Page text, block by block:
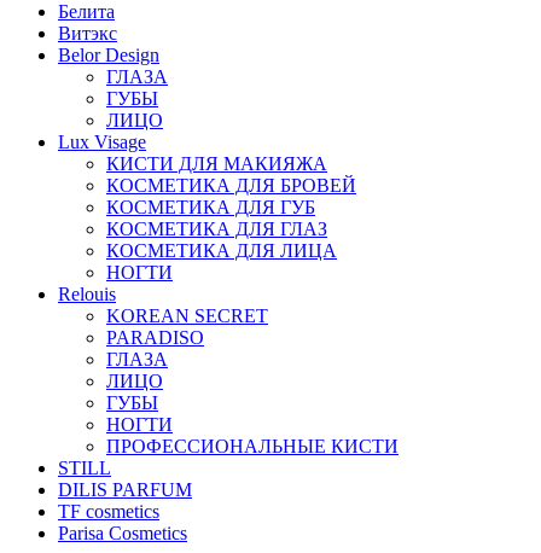
Белита
Витэкс
Belor Design
ГЛАЗА
ГУБЫ
ЛИЦО
Lux Visage
КИСТИ ДЛЯ МАКИЯЖА
КОСМЕТИКА ДЛЯ БРОВЕЙ
КОСМЕТИКА ДЛЯ ГУБ
КОСМЕТИКА ДЛЯ ГЛАЗ
КОСМЕТИКА ДЛЯ ЛИЦА
НОГТИ
Relouis
KOREAN SECRET
PARADISO
ГЛАЗА
ЛИЦО
ГУБЫ
НОГТИ
ПРОФЕССИОНАЛЬНЫЕ КИСТИ
STILL
DILIS PARFUM
TF cosmetics
Parisa Cosmetics